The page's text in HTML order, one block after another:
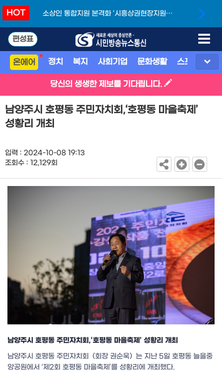
HOT
소상인 통합지원 본격화 ‘시흥상권현장지원단’
편성표
온에어 정치 복지 사회기업 문화생활 스포츠 지
당신의 생생한 제보를 기다립니다.
남양주시 호평동 주민자치회,‘호평동 마을축제’
성황리 개최
입력 : 2024-10-08 19:13
조회수 : 12,129회
남양주시 호평동 주민자치회,‘호평동 마을축제’ 성황리 개최
남양주시 호평동 주민자치회（회장 권순욱）는 지난 5일 호평동 늘을중
앙공원에서 ‘제2회 호평동 마을축제’를 성황리에 개최했다.